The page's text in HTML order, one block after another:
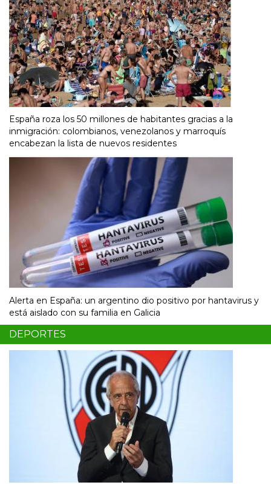
España roza los 50 millones de habitantes gracias a la
inmigración: colombianos, venezolanos y marroquís
encabezan la lista de nuevos residentes
Alerta en España: un argentino dio positivo por hantavirus y
está aislado con su familia en Galicia
DEPORTES